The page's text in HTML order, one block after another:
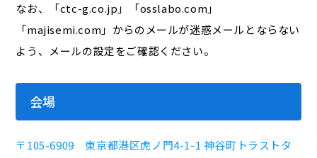
なお、「ctc-g.co.jp」「osslabo.com」
「majisemi.com」からのメールが迷惑メールとならない
よう、メールの設定をご確認ください。
会場
〒105-6909 東京都港区虎ノ門4-1-1 神谷町トラストタ